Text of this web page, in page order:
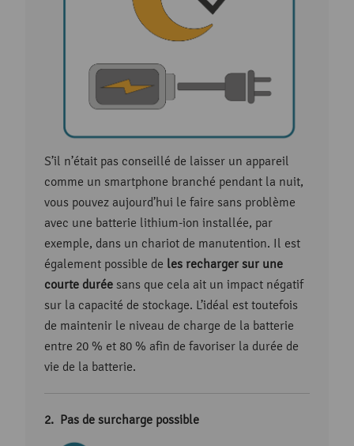
S’il n’était pas conseillé de laisser un appareil
comme un smartphone branché pendant la nuit,
vous pouvez aujourd’hui le faire sans problème
avec une batterie lithium-ion installée, par
exemple, dans un chariot de manutention. Il est
également possible de les recharger sur une
courte durée sans que cela ait un impact négatif
sur la capacité de stockage. L’idéal est toutefois
de maintenir le niveau de charge de la batterie
entre 20 % et 80 % afin de favoriser la durée de
vie de la batterie.
Pas de surcharge possible